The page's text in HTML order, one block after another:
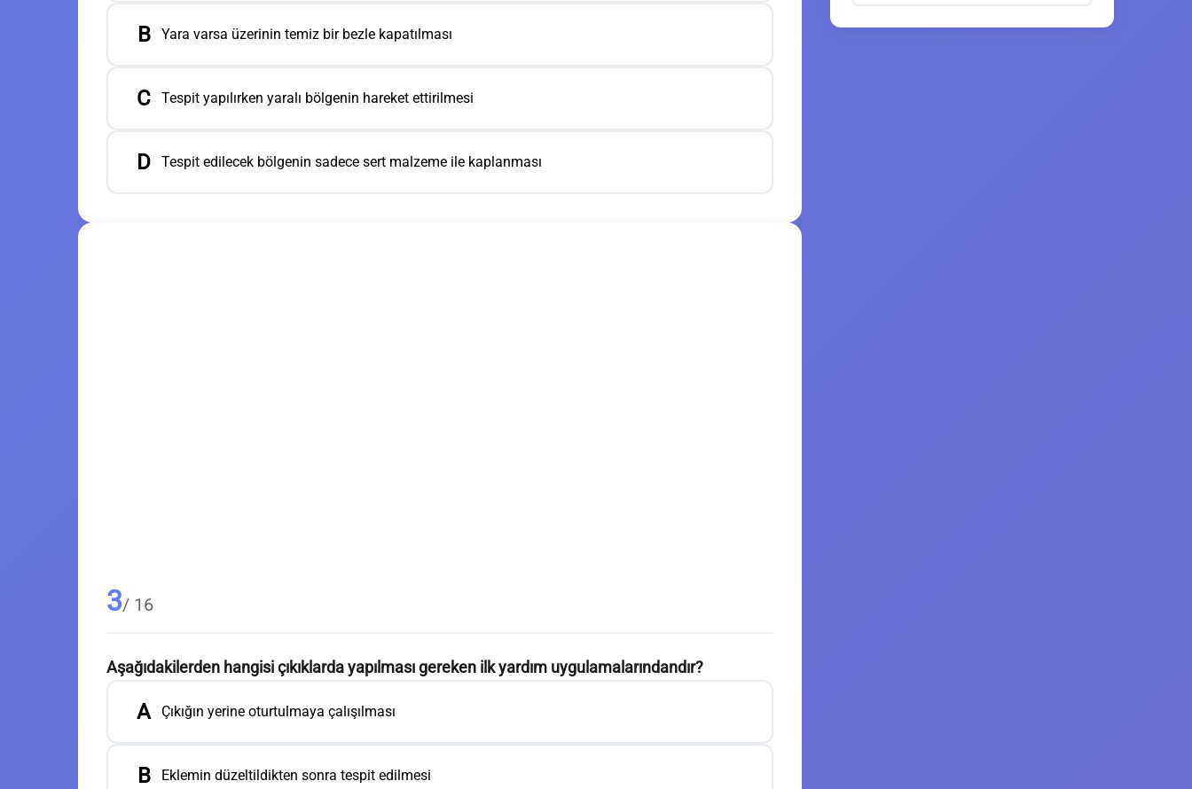
B Yara varsa üzerinin temiz bir bezle kapatılması
C Tespit yapılırken yaralı bölgenin hareket ettirilmesi
D Tespit edilecek bölgenin sadece sert malzeme ile kaplanması
3/ 16
Aşağıdakilerden hangisi çıkıklarda yapılması gereken ilk yardım uygulamalarındandır?
A Çıkığın yerine oturtulmaya çalışılması
B Eklemin düzeltildikten sonra tespit edilmesi